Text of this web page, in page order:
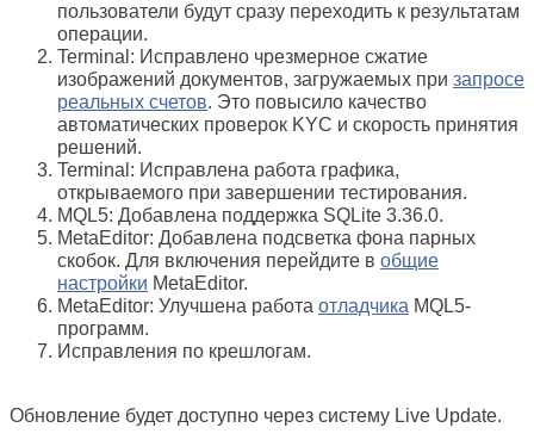
пользователи будут сразу переходить к результатам
операции.
Terminal: Исправлено чрезмерное сжатие
изображений документов, загружаемых при запросе
реальных счетов. Это повысило качество
автоматических проверок KYC и скорость принятия
решений.
Terminal: Исправлена работа графика,
открываемого при завершении тестирования.
MQL5: Добавлена поддержка SQLite 3.36.0.
MetaEditor: Добавлена подсветка фона парных
скобок. Для включения перейдите в общие
настройки MetaEditor.
MetaEditor: Улучшена работа отладчика MQL5-
программ.
Исправления по крешлогам.
Обновление будет доступно через систему Live Update.